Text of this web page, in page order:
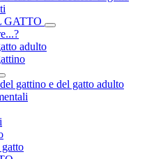
GATTO
adulto
gattino e del gatto adulto